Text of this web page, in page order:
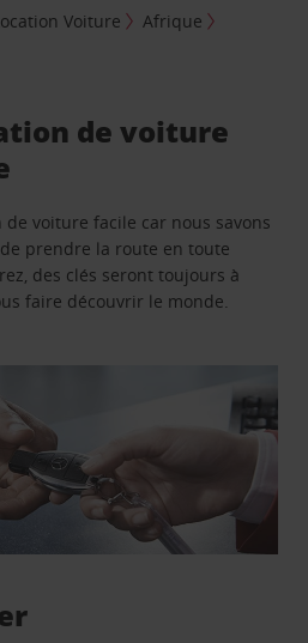
Voiture
Afrique
de voiture
voiture facile car nous savons
prendre la route en toute
des clés seront toujours à
faire découvrir le monde.